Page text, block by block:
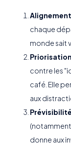
chaque
monde sait
contre les
café. Elle
aux
donne aux